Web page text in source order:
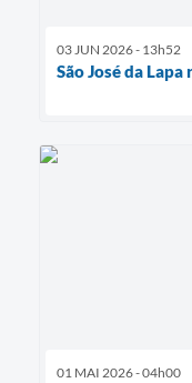
03 JUN 2026 - 13h52
São José da
01 MAI 2026 - 04h00